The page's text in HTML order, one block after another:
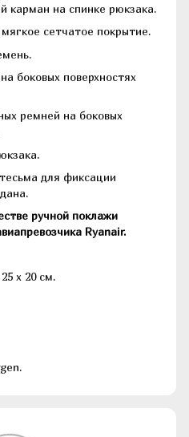
карман на спинке рюкзака.
сетчатое покрытие.
боковых поверхностях
ремней на боковых
для фиксации
ручной поклажи
Ryanаir.
x 20 см.